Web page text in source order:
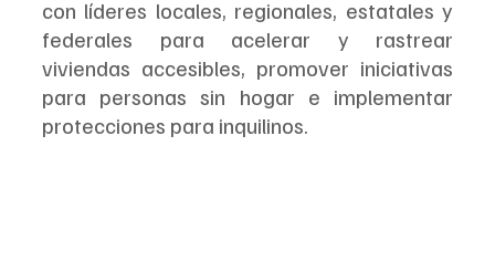
con líderes locales, regionales, estatales y
federales para acelerar y rastrear
viviendas accesibles, promover iniciativas
para personas sin hogar e implementar
protecciones para inquilinos.